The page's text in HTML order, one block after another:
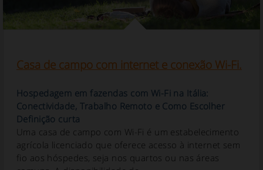
Casa de campo com internet e conexão Wi-Fi.
Hospedagem em fazendas com Wi-Fi na Itália:
Conectividade, Trabalho Remoto e Como Escolher
Definição curta
Uma casa de campo com Wi-Fi é um estabelecimento
agrícola licenciado que oferece acesso à internet sem
fio aos hóspedes, seja nos quartos ou nas áreas